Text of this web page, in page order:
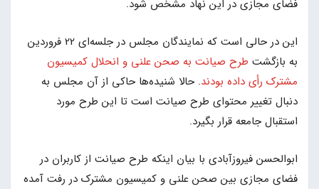
فضای مجازی در این نهاد مشخص شود.
این در حالی است که نمایندگان مجلس در جلسه‌ای 22 فروردین
به بازگشت طرح صیانت به صحن علنی و انحلال کمیسیون
مشترک رأی داده بودند. حالا شنیده‌ها حاکی از آن مجلس به
دنبال تغییر محتوای طرح صیانت است تا این طرح مورد
استقبال جامعه قرار بگیرد.
ابوالحسن فیروزآبادی با بیان اینکه طرح صیانت از کاربران در
فضای مجازی بین صحن علنی و کمیسیون مشترک در رفت آمده